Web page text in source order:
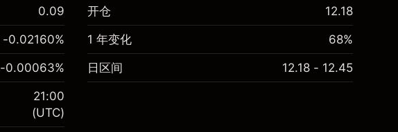
0.09
-0.02160%
-0.00063%
21:00
(UTC)
开仓 12.18
1 年变化 68%
日区间 12.18 - 12.45